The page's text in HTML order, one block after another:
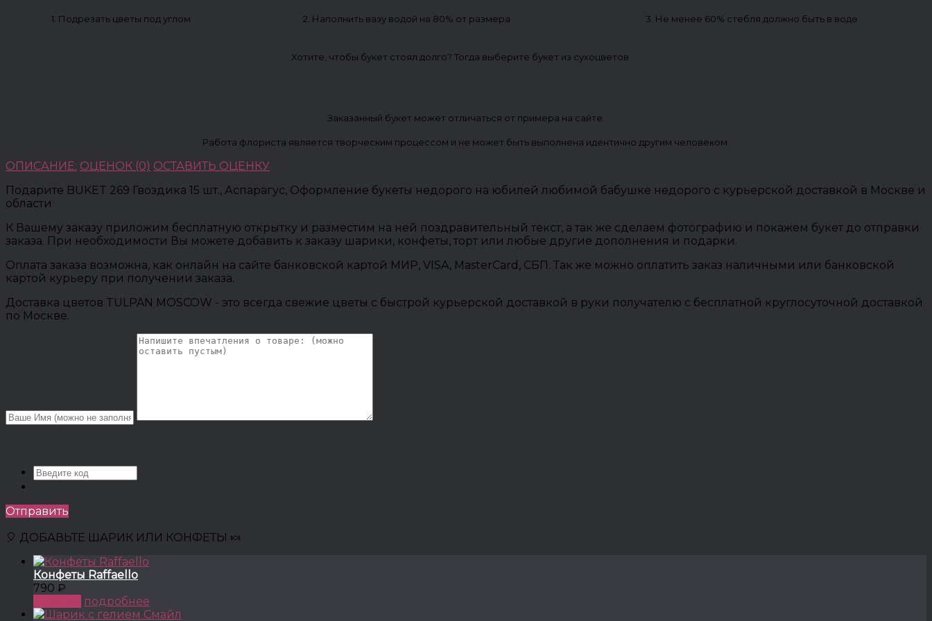
1. Подрезать цветы под углом 2. Наполнить вазу водой на 80% от размера 3. Не менее 60% стебля должно быть в воде
Хотите, чтобы букет стоял долго? Тогда выберите букет из сухоцветов
Заказанный букет может отличаться от примера на сайте.
Работа флориста является творческим процессом и не может быть выполнена идентично другим человеком.
ОПИСАНИЕ: ОЦЕНОК (0) ОСТАВИТЬ ОЦЕНКУ
Подарите BUKET 269 Гвоздика 15 шт., Аспарагус, Оформление букеты недорого на юбилей любимой бабушке недорого с курьерской доставкой в Москве и
области
К Вашему заказу приложим бесплатную открытку и разместим на ней поздравительный текст, а так же сделаем фотографию и покажем букет до отправки
заказа. При необходимости Вы можете добавить к заказу шарики, конфеты, торт или любые другие дополнения и подарки.
Оплата заказа возможна, как онлайн на сайте банковской картой МИР, VISA, MasterCard, СБП. Так же можно оплатить заказ наличными или банковской
картой курьеру при получении заказа.
Доставка цветов TULPAN MOSCOW - это всегда свежие цветы с быстрой курьерской доставкой в руки получателю с бесплатной круглосуточной доставкой
по Москве.
Отправить
🎈 ДОБАВЬТЕ ШАРИК ИЛИ КОНФЕТЫ 🍬
Конфеты Raffaello
790 ₽
подробнее